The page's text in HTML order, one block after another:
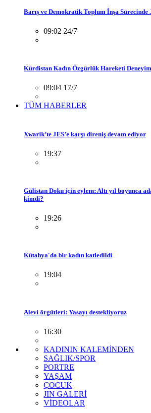
Barış ve Demokratik Toplum İnşa
09:02 24/7
Kürdistan Kadın Özgürlük Hareketi
09:04 17/7
TÜM HABERLER
Xwarik’te JES’e karşı direniş devam ediyor
19:37
Gülistan Doku için eylem: Altı yıl boyunca
kimdi?
19:26
Kütahya'da bir kadın katledildi
19:04
Alevi örgütleri: Yasayı destekliyoruz
16:30
KADININ KALEMİNDEN
SAĞLIK/SPOR
PORTRE
YAŞAM
ÇOCUK
JIN GALERİ
VİDEOLAR